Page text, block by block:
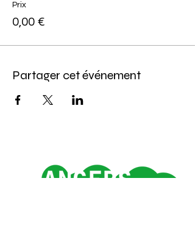
Prix
0,00 €
Partager cet événement